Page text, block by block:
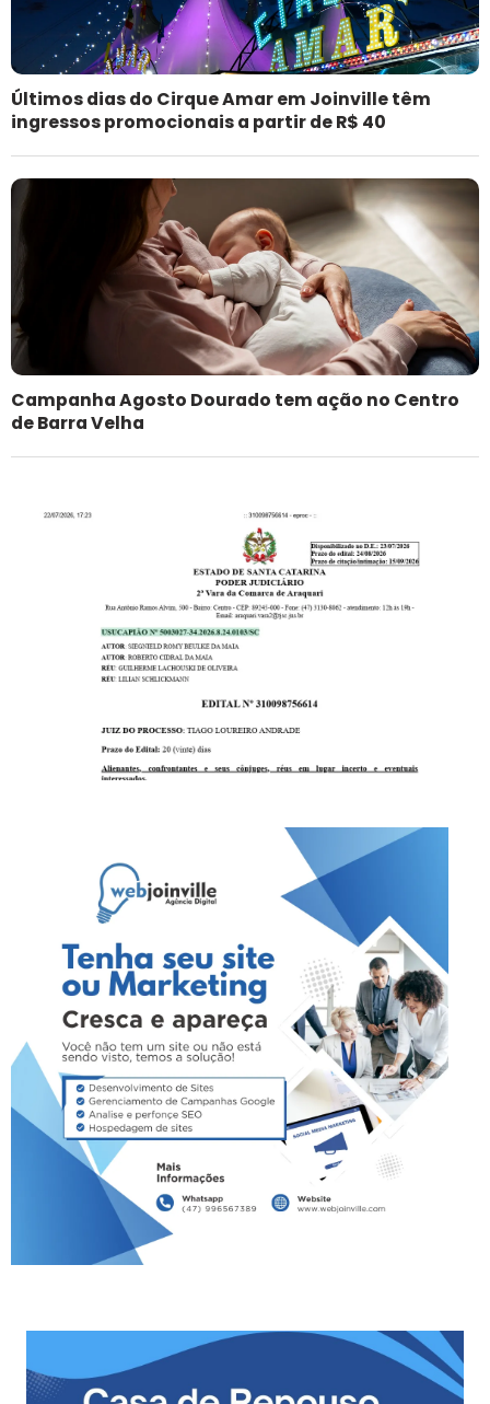
Últimos dias do Cirque Amar em Joinville têm
ingressos promocionais a partir de R$ 40
Campanha Agosto Dourado tem ação no Centro
de Barra Velha